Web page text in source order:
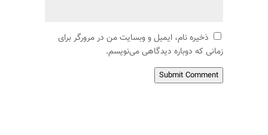
ذخیره نام، ایمیل و وبسایت من در مرورگر برای
زمانی که دوباره دیدگاهی می‌نویسم.
Submit Comment